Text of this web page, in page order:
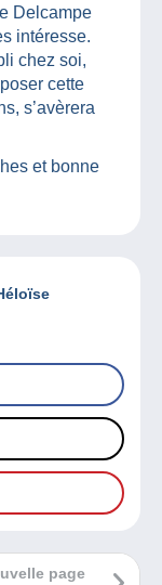
Delcampe
intéresse.
chez soi,
cette
s’avèrera
et bonne
page